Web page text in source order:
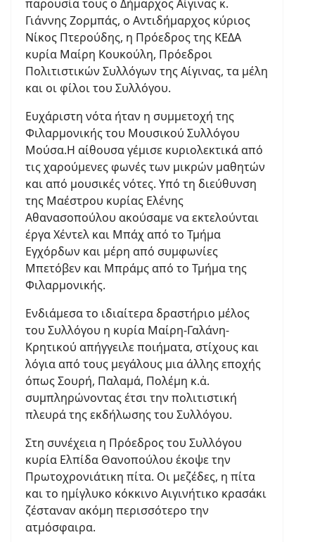
παρουσία τους ο Δήμαρχος Αίγινας κ.
Γιάννης Ζορμπάς, ο Αντιδήμαρχος κύριος
Νίκος Πτερούδης, η Πρόεδρος της ΚΕΔΑ
κυρία Μαίρη Κουκούλη, Πρόεδροι
Πολιτιστικών Συλλόγων της Αίγινας, τα μέλη
και οι φίλοι του Συλλόγου.
Ευχάριστη νότα ήταν η συμμετοχή της
Φιλαρμονικής του Μουσικού Συλλόγου
Μούσα.Η αίθουσα γέμισε κυριολεκτικά από
τις χαρούμενες φωνές των μικρών μαθητών
και από μουσικές νότες. Υπό τη διεύθυνση
της Μαέστρου κυρίας Ελένης
Αθανασοπούλου ακούσαμε να εκτελούνται
έργα Χέντελ και Μπάχ από το Τμήμα
Εγχόρδων και μέρη από συμφωνίες
Μπετόβεν και Μπράμς από το Τμήμα της
Φιλαρμονικής.
Ενδιάμεσα το ιδιαίτερα δραστήριο μέλος
του Συλλόγου η κυρία Μαίρη-Γαλάνη-
Κρητικού απήγγειλε ποιήματα, στίχους και
λόγια από τους μεγάλους μια άλλης εποχής
όπως Σουρή, Παλαμά, Πολέμη κ.ἀ.
συμπληρώνοντας έτσι την πολιτιστική
πλευρά της εκδήλωσης του Συλλόγου.
Στη συνέχεια η Πρόεδρος του Συλλόγου
κυρία Ελπίδα Θανοπούλου έκοψε την
Πρωτοχρονιάτικη πίτα. Οι μεζέδες, η πίτα
και το ημίγλυκο κόκκινο Αιγινήτικο κρασάκι
ζέσταναν ακόμη περισσότερο την
ατμόσφαιρα.